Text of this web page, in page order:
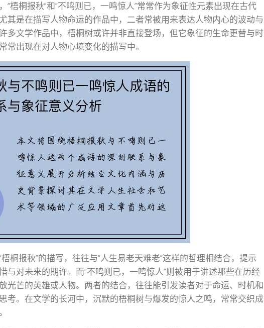
“梧桐报秋”和“不鸣则已，一鸣惊人”常常作为象征性元素出现在古代
其是在描写人物命运的作品中，二者常被用来表达人物内心的波动与
多文学作品中，梧桐树或许并非直接登场，但它象征的生命更替与时
常出现在对人物心境变化的描写中。
桐报秋”的描写，往往与“人生易老天难老”这样的哲理相结合，提示
与对未来的期许。而“不鸣则已，一鸣惊人”则被用于讲述那些在历经
光芒的英雄或人物。两者的结合，往往能引发读者对于命运、时机和
考。在文学的长河中，沉默的梧桐树与爆发的惊人之鸣，常常交织成